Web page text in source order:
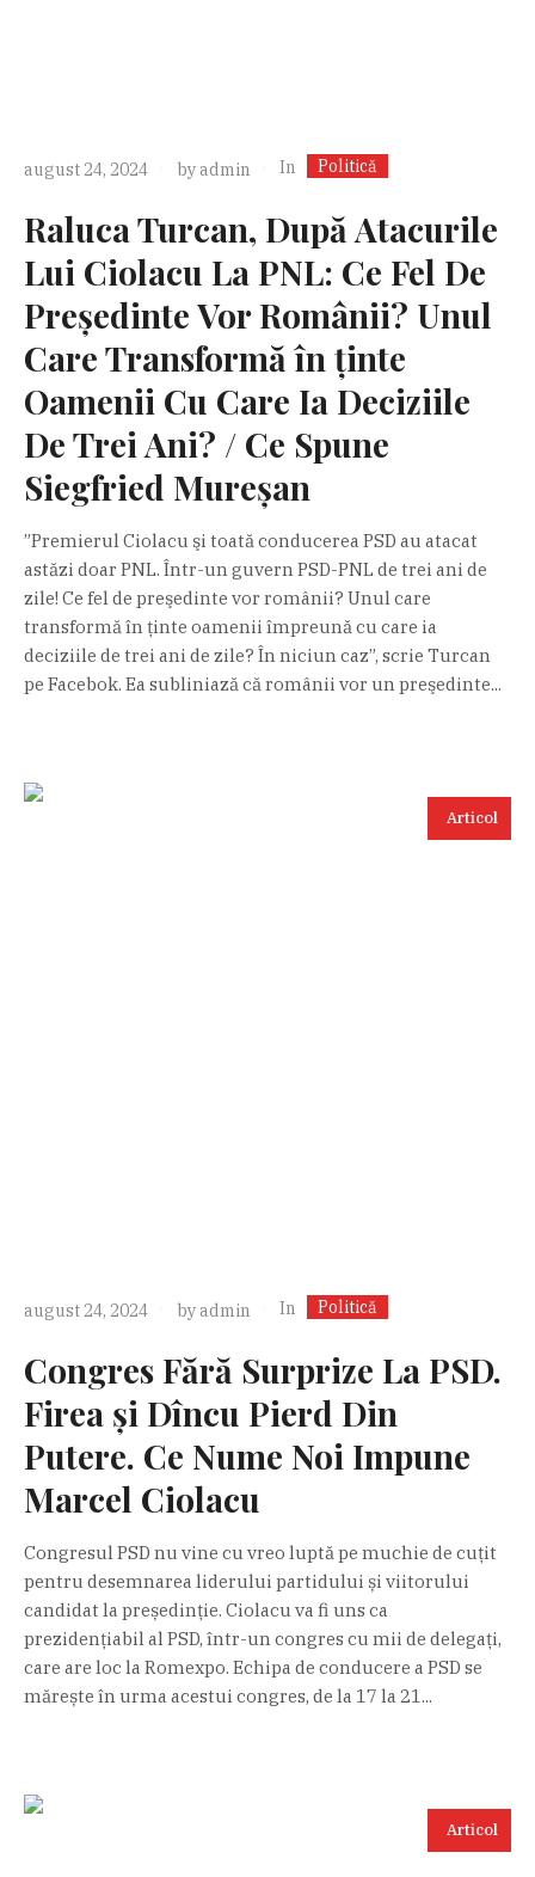
august 24, 2024 byadmin In Politică
Raluca Turcan, După Atacurile
Lui Ciolacu La PNL: Ce Fel De
Preşedinte Vor Românii? Unul
Care Transformă în ţinte
Oamenii Cu Care Ia Deciziile
De Trei Ani? / Ce Spune
Siegfried Mureșan
”Premierul Ciolacu şi toată conducerea PSD au atacat
astăzi doar PNL. Într-un guvern PSD-PNL de trei ani de
zile! Ce fel de preşedinte vor românii? Unul care
transformă în ţinte oamenii împreună cu care ia
deciziile de trei ani de zile? În niciun caz”, scrie Turcan
pe Facebok. Ea subliniază că românii vor un preşedinte...
Articol
august 24, 2024 byadmin In Politică
Congres Fără Surprize La PSD.
Firea și Dîncu Pierd Din
Putere. Ce Nume Noi Impune
Marcel Ciolacu
Congresul PSD nu vine cu vreo luptă pe muchie de cuțit
pentru desemnarea liderului partidului și viitorului
candidat la președinție. Ciolacu va fi uns ca
prezidențiabil al PSD, într-un congres cu mii de delegați,
care are loc la Romexpo. Echipa de conducere a PSD se
mărește în urma acestui congres, de la 17 la 21...
Articol